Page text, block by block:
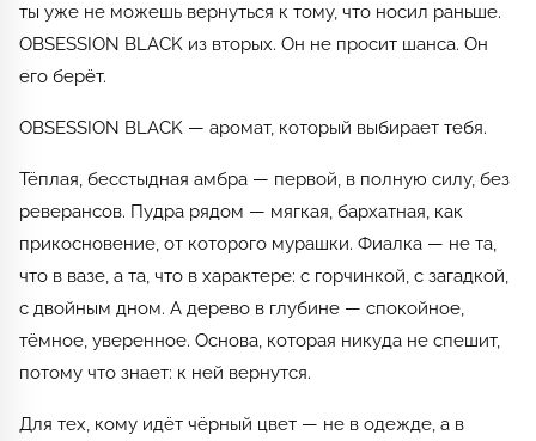
ты уже не можешь вернуться к тому, что носил раньше.
OBSESSION BLACK из вторых. Он не просит шанса. Он
его берёт.
OBSESSION BLACK — аромат, который выбирает тебя.
Тёплая, бесстыдная амбра — первой, в полную силу, без
реверансов. Пудра рядом — мягкая, бархатная, как
прикосновение, от которого мурашки. Фиалка — не та,
что в вазе, а та, что в характере: с горчинкой, с загадкой,
с двойным дном. А дерево в глубине — спокойное,
тёмное, уверенное. Основа, которая никуда не спешит,
потому что знает: к ней вернутся.
Для тех, кому идёт чёрный цвет — не в одежде, а в